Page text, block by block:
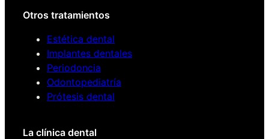
Otros tratamientos
Estética dental
Implantes dentales
Periodoncia
Odontopediatría
Prótesis dental
La clínica dental